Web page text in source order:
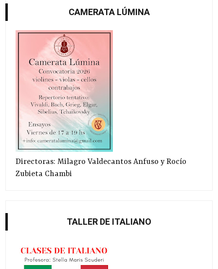
CAMERATA LÚMINA
Directoras: Milagro Valdecantos Anfuso y Rocío
Zubieta Chambi
TALLER DE ITALIANO